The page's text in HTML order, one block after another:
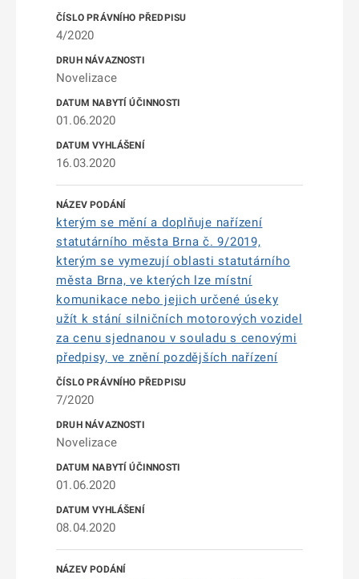
4/2020
Novelizace
01.06.2020
16.03.2020
kterým se mění a doplňuje nařízení
statutárního města Brna č. 9/2019,
kterým se vymezují oblasti statutárního
města Brna, ve kterých lze místní
komunikace nebo jejich určené úseky
užít k stání silničních motorových vozidel
za cenu sjednanou v souladu s cenovými
předpisy, ve znění pozdějších nařízení
7/2020
Novelizace
01.06.2020
08.04.2020